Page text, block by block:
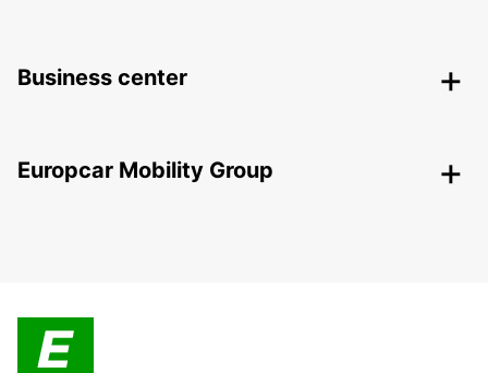
Business center
Europcar Mobility Group